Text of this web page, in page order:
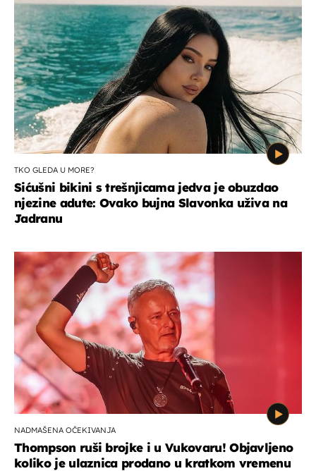
TKO GLEDA U MORE?
Sićušni bikini s trešnjicama jedva je obuzdao
njezine adute: Ovako bujna Slavonka uživa na
Jadranu
NADMAŠENA OČEKIVANJA
Thompson ruši brojke i u Vukovaru! Objavljeno
koliko je ulaznica prodano u kratkom vremenu